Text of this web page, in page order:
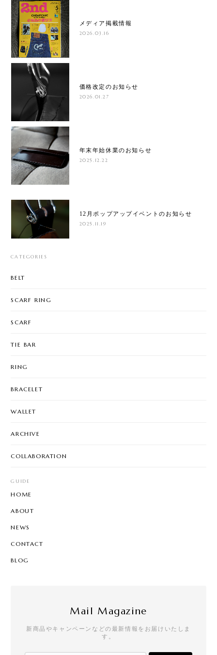
メディア掲載情報
2026.03.16
価格改定のお知らせ
2026.01.27
年末年始休業のお知らせ
2025.12.22
12月ポップアップイベントのお知らせ
2025.11.19
CATEGORIES
BELT
SCARF RING
SCARF
TIE BAR
RING
BRACELET
WALLET
ARCHIVE
COLLABORATION
GUIDE
HOME
ABOUT
NEWS
CONTACT
BLOG
Mail Magazine
新商品やキャンペーンなどの最新情報をお届けいたしま
す。